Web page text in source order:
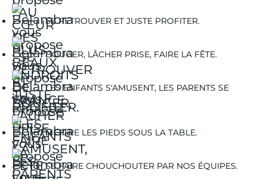
SE RETROUVER ET JUSTE PROFITER.
BOUGER, LÂCHER PRISE, FAIRE LA FÊTE.
LES ENFANTS S'AMUSENT, LES PARENTS SE
DÉTENDENT.
METTRE LES PIEDS SOUS LA TABLE.
SE FAIRE CHOUCHOUTER PAR NOS ÉQUIPES.